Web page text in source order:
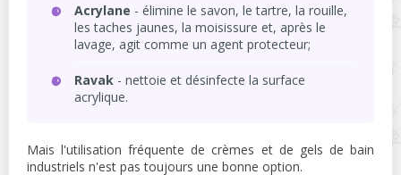
Acrylane - élimine le savon, le tartre, la rouille,
les taches jaunes, la moisissure et, après le
lavage, agit comme un agent protecteur;
Ravak - nettoie et désinfecte la surface
acrylique.
Mais l'utilisation fréquente de crèmes et de gels de bain
industriels n'est pas toujours une bonne option.